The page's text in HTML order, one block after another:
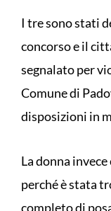
I tre sono stati
concorso e il
segnalato per
Comune di
disposizioni in
La donna
perché è stata
completo di